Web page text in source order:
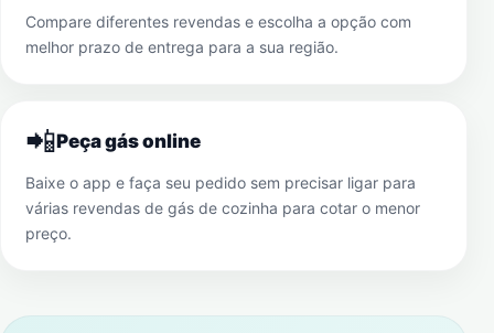
Compare diferentes revendas e escolha a opção com
melhor prazo de entrega para a sua região.
📲Peça gás online
Baixe o app e faça seu pedido sem precisar ligar para
várias revendas de gás de cozinha para cotar o menor
preço.